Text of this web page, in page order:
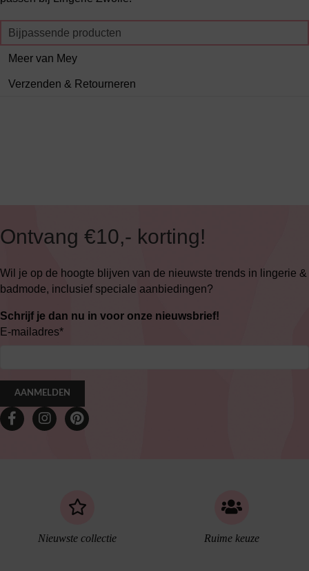
Bijpassende producten
Meer van Mey
Verzenden & Retourneren
Ontvang €10,- korting!
Wil je op de hoogte blijven van de nieuwste trends in lingerie &
badmode, inclusief speciale aanbiedingen?
Schrijf je dan nu in voor onze nieuwsbrief!
E-mailadres*
AANMELDEN
Nieuwste collectie Ruime keuze